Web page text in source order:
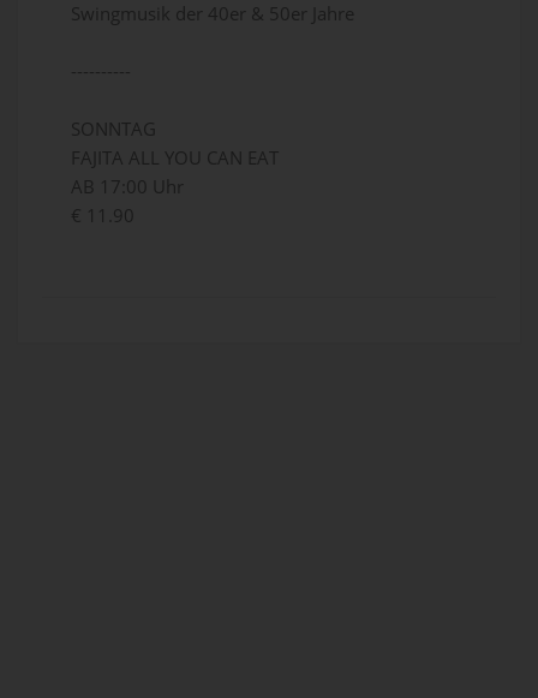
Swingmusik der 40er & 50er Jahre
----------
SONNTAG
FAJITA ALL YOU CAN EAT
AB 17:00 Uhr
€ 11.90